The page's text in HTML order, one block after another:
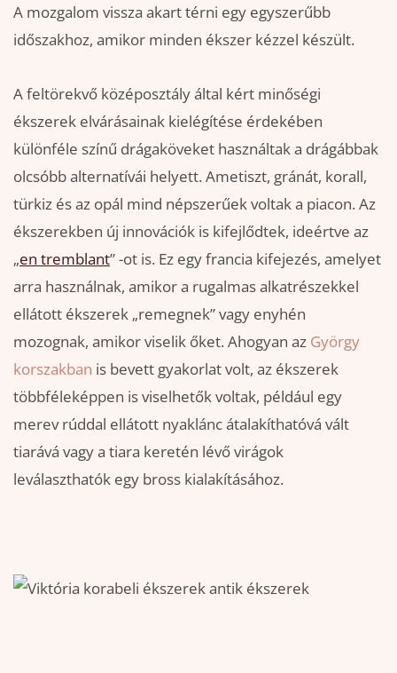
A mozgalom vissza akart térni egy egyszerűbb
időszakhoz, amikor minden ékszer kézzel készült.
A feltörekvő középosztály által kért minőségi
ékszerek elvárásainak kielégítése érdekében
különféle színű drágaköveket használtak a drágábbak
olcsóbb alternatívái helyett. Ametiszt, gránát, korall,
türkiz és az opál mind népszerűek voltak a piacon. Az
ékszerekben új innovációk is kifejlődtek, ideértve az
„en tremblant” -ot is. Ez egy francia kifejezés, amelyet
arra használnak, amikor a rugalmas alkatrészekkel
ellátott ékszerek „remegnek” vagy enyhén
mozognak, amikor viselik őket. Ahogyan az György
korszakban is bevett gyakorlat volt, az ékszerek
többféleképpen is viselhetők voltak, például egy
merev rúddal ellátott nyaklánc átalakíthatóvá vált
tiarává vagy a tiara keretén lévő virágok
leválaszthatók egy bross kialakításához.